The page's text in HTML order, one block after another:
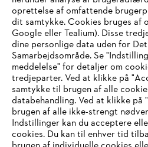
Service
Generelle vilkår og betingelser
Juridisk meddelelse Cookies
IHR BROWSER
UNTERSTÜTZT
Sie nutzen einen Browser, den wir
eine optimale Nutzung unserer Seite
oprettelse af omfattende
dit samtykke. Cookies bruges af
Google eller Tealium). Disse
dine personlige data uden for
Samarbejdsområde. Se
meddelelse" for detaljer om
tredjeparter. Ved at klikke på
samtykke til brugen af alle
databehandling. Ved at klikke på
brugen af alle ikke-strengt
Indstillinger kan du acceptere
cookies. Du kan til enhver tid